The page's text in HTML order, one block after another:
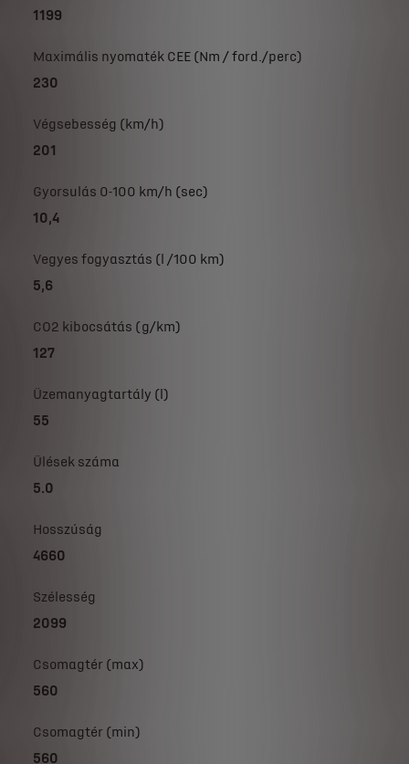
1199
Maximális nyomaték CEE (Nm / ford./perc)
230
Végsebesség (km/h)
201
Gyorsulás 0-100 km/h (sec)
10,4
Vegyes fogyasztás (l /100 km)
5,6
CO2 kibocsátás (g/km)
127
Üzemanyagtartály (l)
55
Ülések száma
5.0
Hosszúság
4660
Szélesség
2099
Csomagtér (max)
560
Csomagtér (min)
560